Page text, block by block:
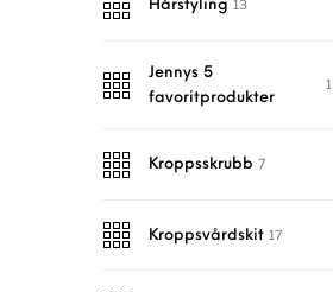
Hårstyling 13
Jennys 5
favoritprodukter
1
Kroppsskrubb 7
Kroppsvårdskit 17